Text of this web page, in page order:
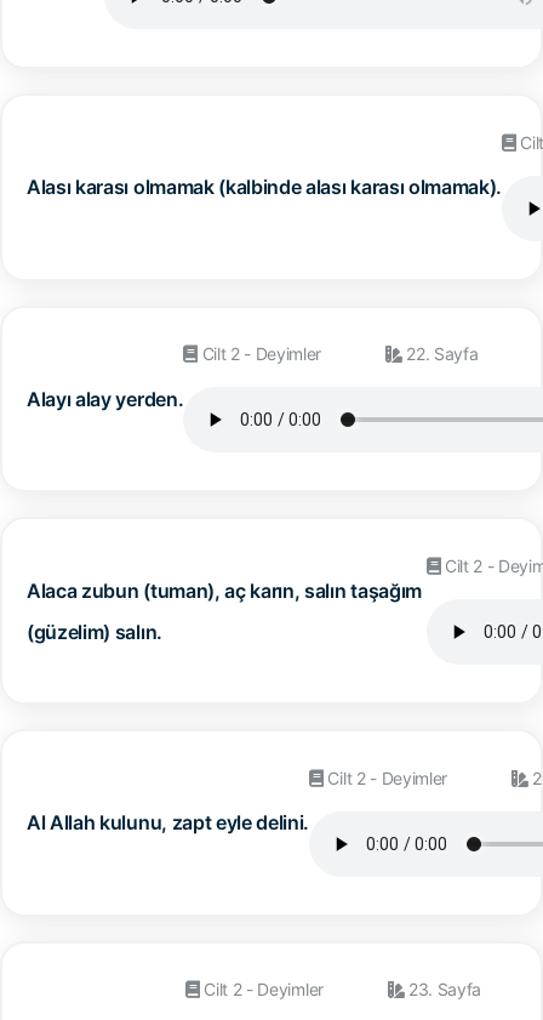
Alası karası olmamak (kalbinde alası karası olmamak).
Alayı alay yerden.
Cilt 2 - Deyimler 22. Sayfa
Alaca zubun (tuman), aç karın, salın taşağım
(güzelim) salın.
Cilt 2 -
Al Allah kulunu, zapt eyle delini.
Cilt 2 - Deyimler
Cilt 2 - Deyimler 23. Sayfa